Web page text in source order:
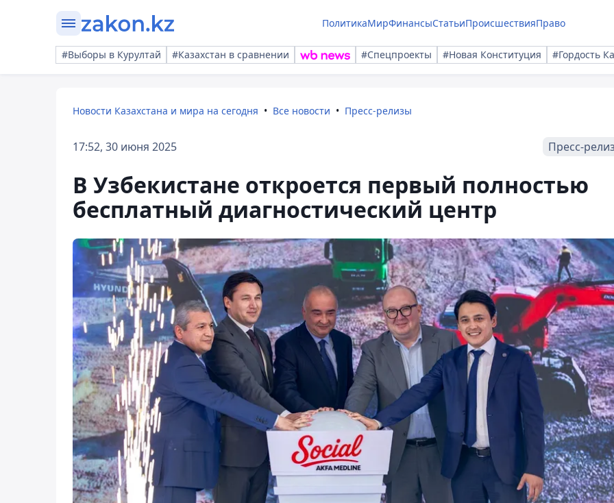
ПолитикаМирФинансыСтатьиПроисшествияПраво
#Выборы в Курултай #Казахстан в сравнении #Спецпроекты #Новая Конституция #Гордость
Новости Казахстана и мира на сегодня Все новости Пресс-релизы
17:52, 30 июня 2025 Пресс-
В Узбекистане откроется первый полностью
бесплатный диагностический центр